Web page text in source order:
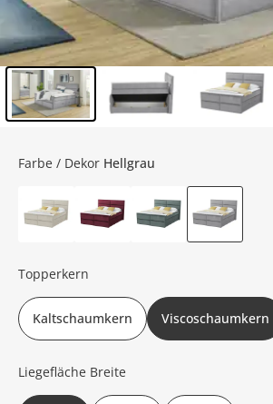
Farbe / Dekor Hellgrau
Topperkern
Kaltschaumkern Viscoschaumkern
Liegefläche Breite